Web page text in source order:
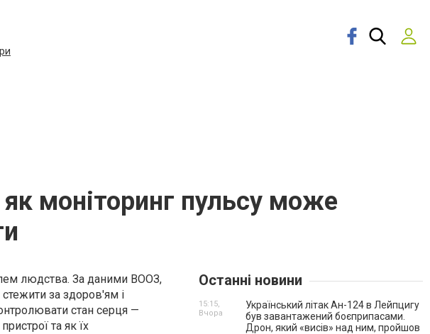
моніторинг пульсу може
людства. За даними ВООЗ,
за здоров'ям і
стан серця —
та як їх
Останні новини
Український літак Ан-124 в Лейпцигу
був завантажений боєприпасами.
Дрон, який «висів» над ним, пройшов
15:15,
Вчора